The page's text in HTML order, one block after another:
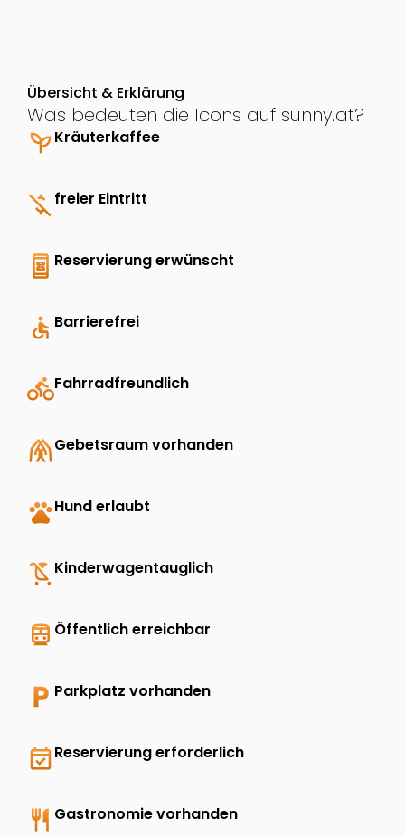
Übersicht & Erklärung
Was bedeuten die Icons auf sunny.at?
psychiatryKräuterkaffee
money_off freier Eintritt
book_online Reservierung erwünscht
accessible Barrierefrei
directions_bikeFahrradfreundlich
folded_handsGebetsraum vorhanden
petsHund erlaubt
child_friendly Kinderwagentauglich
directions_transit Öffentlich erreichbar
local_parking Parkplatz vorhanden
event_availableReservierung erforderlich
restaurant Gastronomie vorhanden